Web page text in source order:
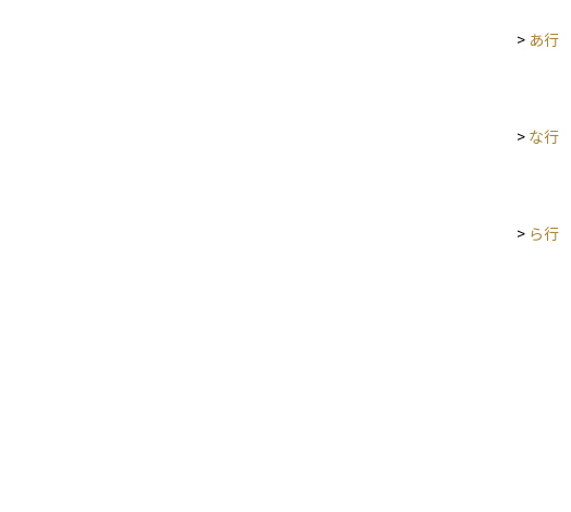
「権利付き最終日」と呼ばれ、権利確定日の2営
を正確に把握することが利益確保の鍵となりま
> あ行
> な行
> ら行